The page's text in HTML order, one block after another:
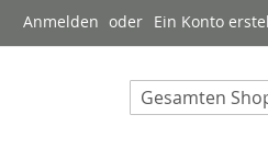
Anmelden Ein Konto
Search